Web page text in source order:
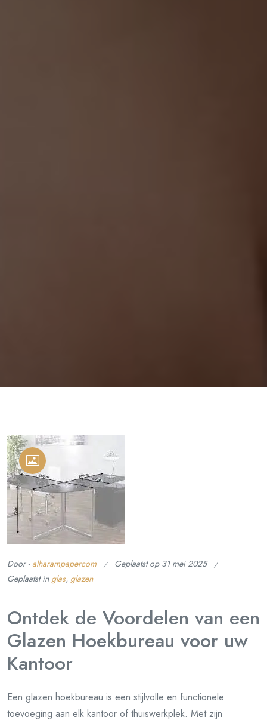
Door - alharampapercom Geplaatst op 31 mei 2025
Geplaatst inglas, glazen
Ontdek de Voordelen van een
Glazen Hoekbureau voor uw
Kantoor
Een glazen hoekbureau is een stijlvolle en functionele
toevoeging aan elk kantoor of thuiswerkplek. Met zijn